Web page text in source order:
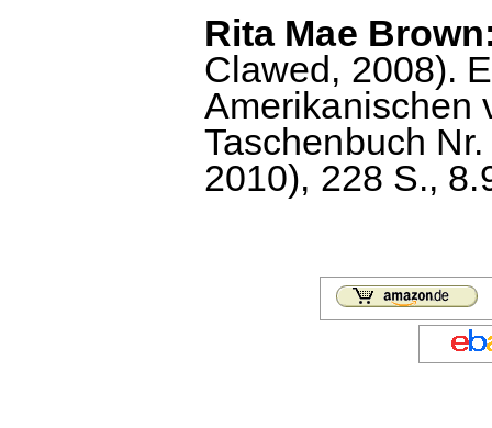
Rita Mae
Clawed, 2008).
Amerikanischen
Taschenbuch
2010), 228 S.,